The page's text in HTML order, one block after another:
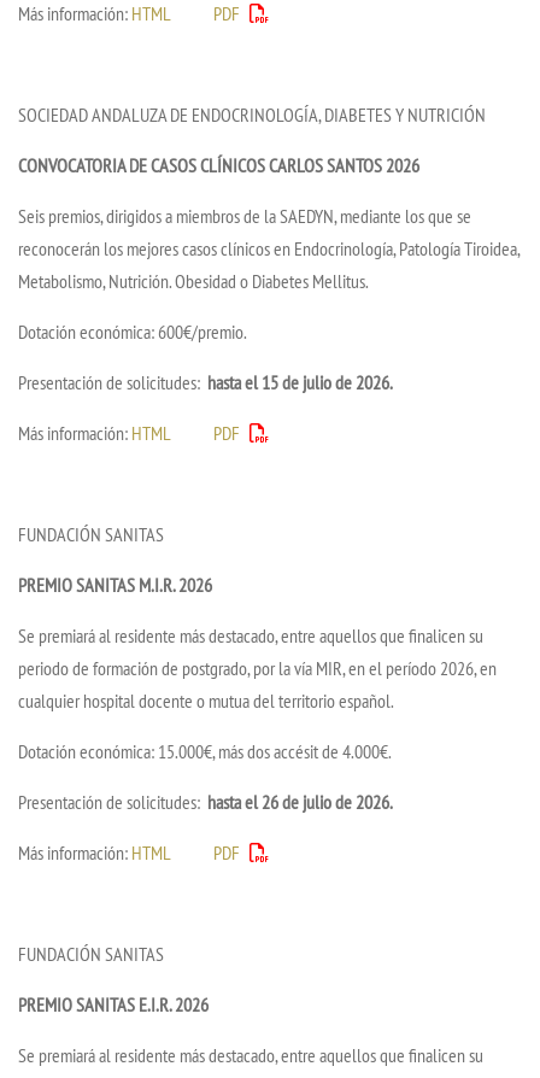
Más información: HTML PDF
SOCIEDAD ANDALUZA DE ENDOCRINOLOGÍA, DIABETES Y NUTRICIÓN
CONVOCATORIA DE CASOS CLÍNICOS CARLOS SANTOS 2026
Seis premios, dirigidos a miembros de la SAEDYN, mediante los que se
reconocerán los mejores casos clínicos en Endocrinología, Patología Tiroidea,
Metabolismo, Nutrición. Obesidad o Diabetes Mellitus.
Dotación económica: 600€/premio.
Presentación de solicitudes: hasta el 15 de julio de 2026.
Más información: HTML PDF
FUNDACIÓN SANITAS
PREMIO SANITAS M.I.R. 2026
Se premiará al residente más destacado, entre aquellos que finalicen su
periodo de formación de postgrado, por la vía MIR, en el período 2026, en
cualquier hospital docente o mutua del territorio español.
Dotación económica: 15.000€, más dos accésit de 4.000€.
Presentación de solicitudes: hasta el 26 de julio de 2026.
Más información: HTML PDF
FUNDACIÓN SANITAS
PREMIO SANITAS E.I.R. 2026
Se premiará al residente más destacado, entre aquellos que finalicen su